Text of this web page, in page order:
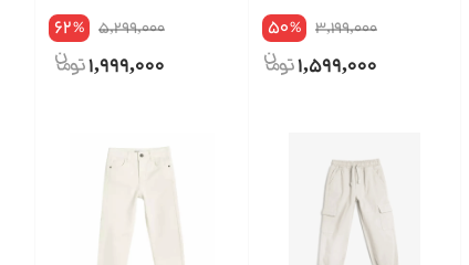
3,199,000
50%
1,599,000
5,299,000
62%
1,999,000